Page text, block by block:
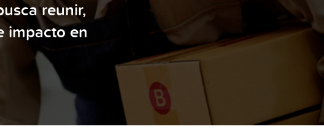
reunir,
impacto en